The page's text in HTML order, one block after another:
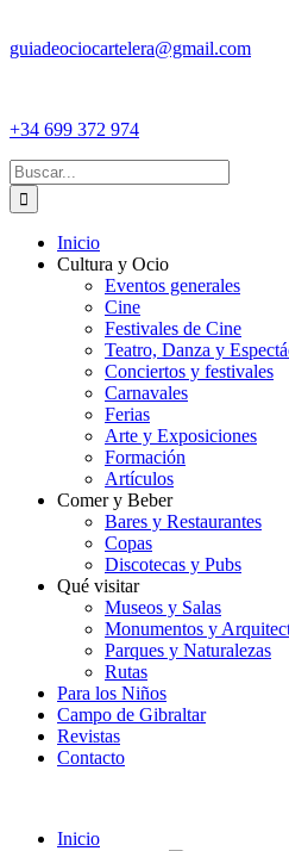
guiadeociocartelera@gmail.com
+34 699 372 974
Buscar:
Inicio
Cultura y Ocio
Eventos generales
Cine
Festivales de Cine
Teatro, Danza y
Conciertos y festivales
Carnavales
Ferias
Arte y Exposiciones
Formación
Artículos
Comer y Beber
Bares y Restaurantes
Copas
Discotecas y Pubs
Qué visitar
Museos y Salas
Monumentos y
Parques y Naturalezas
Rutas
Para los Niños
Campo de Gibraltar
Revistas
Contacto
Inicio